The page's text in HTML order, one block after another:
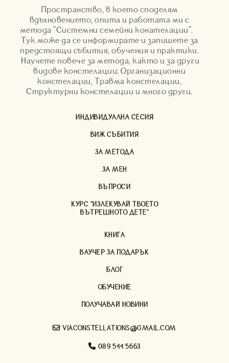
Пространство, в което споделям
вдъхновението, опита и работата ми с
метода "Системни семейни конателации".
Тук може да се информирате и запишете за
предстоящи събития, обучения и практики.
Научете повече за метода, както и за други
видове констелации: Организационни
констелации, Травма констелации,
Структурни констелации и много други.
ИНДИВИДУАЛНА СЕСИЯ
ВИЖ СЪБИТИЯ
ЗА МЕТОДА
ЗА МЕН
ВЪПРОСИ
КУРС "ИЗЛЕКУВАЙ ТВОЕТО
ВЪТРЕШНОТО ДЕТЕ"
КНИГА
ВАУЧЕР ЗА ПОДАРЪК
БЛОГ
ОБУЧЕНИЕ
ПОЛУЧАВАЙ НОВИНИ
VIACONSTELLATIONS@GMAIL.COM
 089 544 5663